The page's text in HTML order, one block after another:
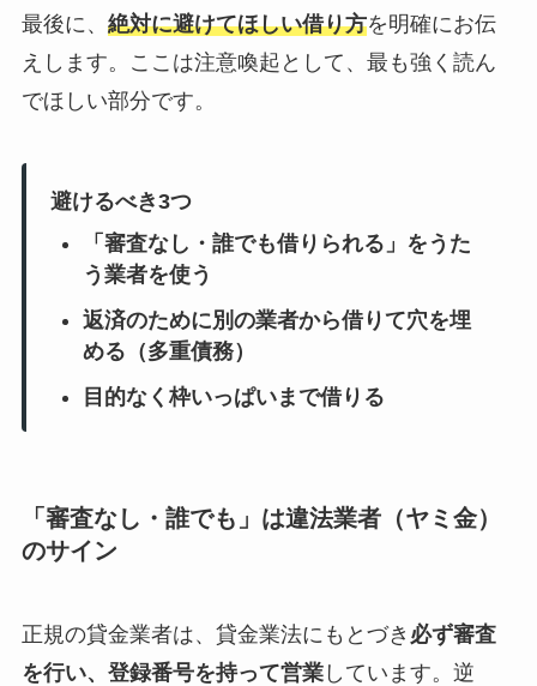
最後に、 絶対に避けてほしい借り方を明確にお伝
えします。ここは注意喚起として、最も強く読ん
でほしい部分です。
避けるべき3つ
「審査なし・誰でも借りられる」をうた
う業者を使う
返済のために別の業者から借りて穴を埋
める（多重債務）
目的なく枠いっぱいまで借りる
「審査なし・誰でも」は違法業者（ヤミ金）
のサイン
正規の貸金業者は、貸金業法にもとづき 必ず審査
を行い、登録番号を持って営業しています。逆